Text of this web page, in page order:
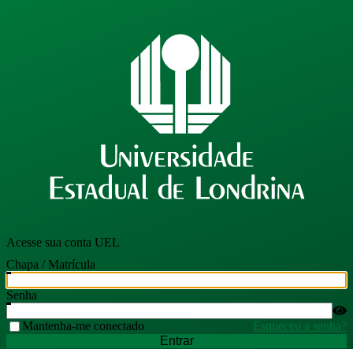
Acesse sua conta UEL
Chapa / Matrícula
Senha
Mantenha-me conectado
Esqueceu a senha?
Entrar